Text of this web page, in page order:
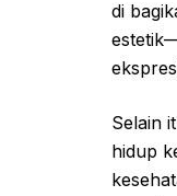
di
Selain
hidup